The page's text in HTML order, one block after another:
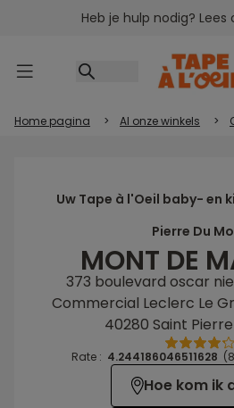
Ga naar inhoudHeb je hulp nodig? Lees
Home pagina > Al onze winkels >
Uw Tape à l'Oeil baby- en
Pierre Du
MONT DE
373 boulevard oscar
Commercial Leclerc Le
40280 Saint
Rate : 4.244186046511628
Hoe kom ik